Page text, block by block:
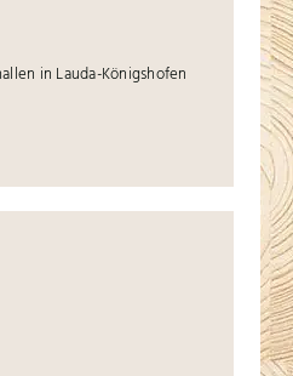
in Lauda-Königshofen